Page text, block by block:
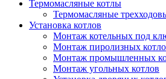
Термомасляные котлы
Термомасляные
Установка котлов
Монтаж котельных под
Монтаж пиролизных
Монтаж промышленных
Монтаж угольных котлов